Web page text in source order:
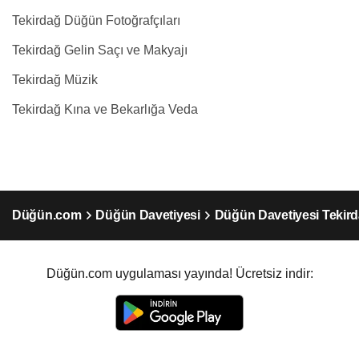
Tekirdağ Düğün Fotoğrafçıları
Tekirdağ Gelin Saçı ve Makyajı
Tekirdağ Müzik
Tekirdağ Kına ve Bekarlığa Veda
Düğün.com Düğün Davetiyesi Düğün Davetiyesi
Düğün.com uygulaması yayında! Ücretsiz indir: